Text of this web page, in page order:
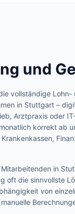
und
vollständige Lohn-
in Stuttgart –
Arztpraxis oder
korrekt ab
in
oft die sinnvollste
von